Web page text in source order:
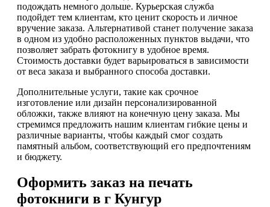
подождать немного дольше. Курьерская служба
подойдет тем клиентам, кто ценит скорость и личное
вручение заказа. Альтернативой станет получение заказа
в одном из удобно расположенных пунктов выдачи, что
позволяет забрать фотокнигу в удобное время.
Стоимость доставки будет варьироваться в зависимости
от веса заказа и выбранного способа доставки.
Дополнительные услуги, такие как срочное
изготовление или дизайн персонализированной
обложки, также влияют на конечную цену заказа. Мы
стремимся предложить нашим клиентам гибкие цены и
различные варианты, чтобы каждый смог создать
памятный альбом, соответствующий его предпочтениям
и бюджету.
Оформить заказ на печать
фотокниги в г Кунгур